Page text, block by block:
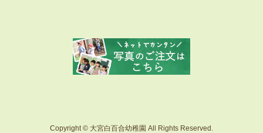
Copyright © 大宮白百合幼稚園 All Rights Reserved.